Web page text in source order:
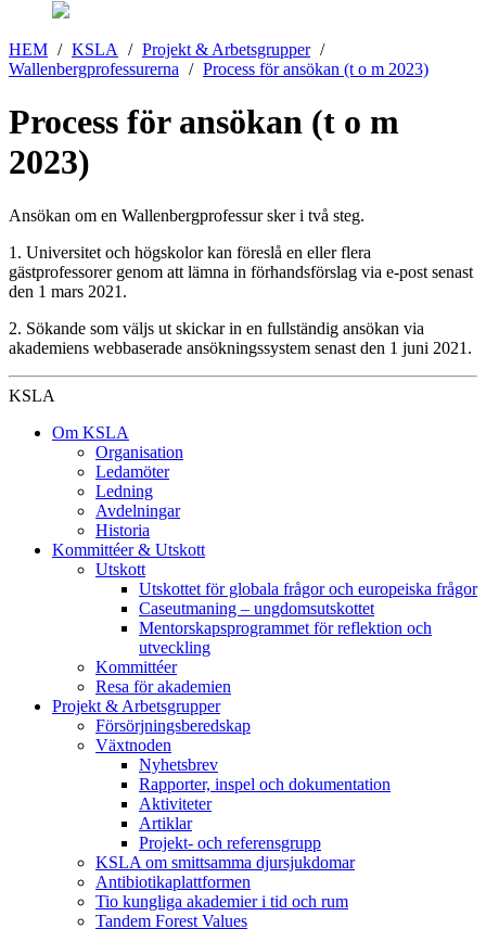
HEM / KSLA / Projekt & Arbetsgrupper /
Wallenbergprofessurerna / Process för ansökan (t o m 2023)
Process för ansökan (t o m
2023)
Ansökan om en Wallenbergprofessur sker i två steg.
1. Universitet och högskolor kan föreslå en eller flera
gästprofessorer genom att lämna in förhandsförslag via e-post senast
den 1 mars 2021.
2. Sökande som väljs ut skickar in en fullständig ansökan via
akademiens webbaserade ansökningssystem senast den 1 juni 2021.
KSLA
Om KSLA
Organisation
Ledamöter
Ledning
Avdelningar
Historia
Kommittéer & Utskott
Utskott
Utskottet för globala frågor och europeiska frågor
Caseutmaning – ungdomsutskottet
Mentorskapsprogrammet för reflektion och
utveckling
Kommittéer
Resa för akademien
Projekt & Arbetsgrupper
Försörjningsberedskap
Växtnoden
Nyhetsbrev
Rapporter, inspel och dokumentation
Aktiviteter
Artiklar
Projekt- och referensgrupp
KSLA om smittsamma djursjukdomar
Antibiotikaplattformen
Tio kungliga akademier i tid och rum
Tandem Forest Values